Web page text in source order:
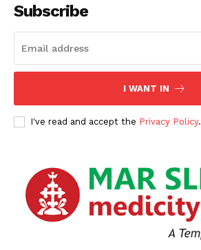
Subscribe
I WANT IN
I've read and accept the Privacy Policy.